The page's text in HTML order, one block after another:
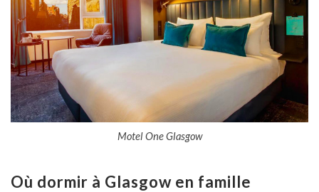
Motel One Glasgow
Où dormir à Glasgow en famille